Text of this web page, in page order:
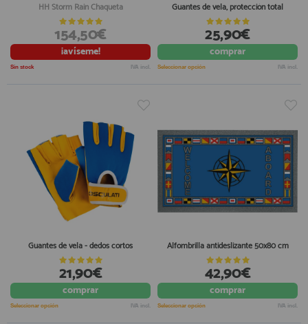
HH Storm Rain Chaqueta
154,50€
¡avíseme!
Sin stock IVA incl.
Guantes de vela, protección total
25,90€
comprar
Seleccionar opción IVA incl.
Guantes de vela - dedos cortos
21,90€
comprar
Seleccionar opción IVA incl.
Alfombrilla antideslizante 50x80 cm
42,90€
comprar
Seleccionar opción IVA incl.